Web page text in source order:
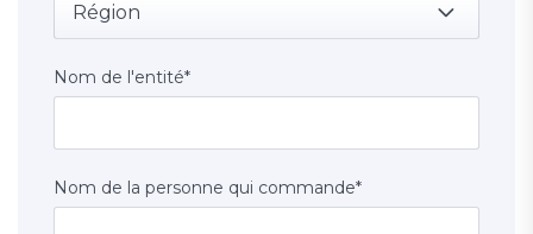
Région
Nom de l'entité*
Nom de la personne qui commande*